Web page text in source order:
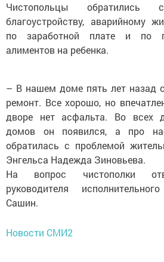
Чистопольцы
благоустройству, аварийному
по заработной плате и по
алиментов на ребенка.
– В нашем доме пять лет назад
ремонт. Все хорошо, но
дворе нет асфальта. Во всех
домов он появился, а про
обратилась с проблемой
Энгельса Надежда Зиновьева.
На вопрос чистополки
руководителя
Сашин.
Новости СМИ2